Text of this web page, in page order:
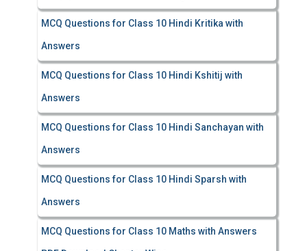
MCQ Questions for Class 10 Hindi Kritika with
Answers
MCQ Questions for Class 10 Hindi Kshitij with
Answers
MCQ Questions for Class 10 Hindi Sanchayan with
Answers
MCQ Questions for Class 10 Hindi Sparsh with
Answers
MCQ Questions for Class 10 Maths with Answers